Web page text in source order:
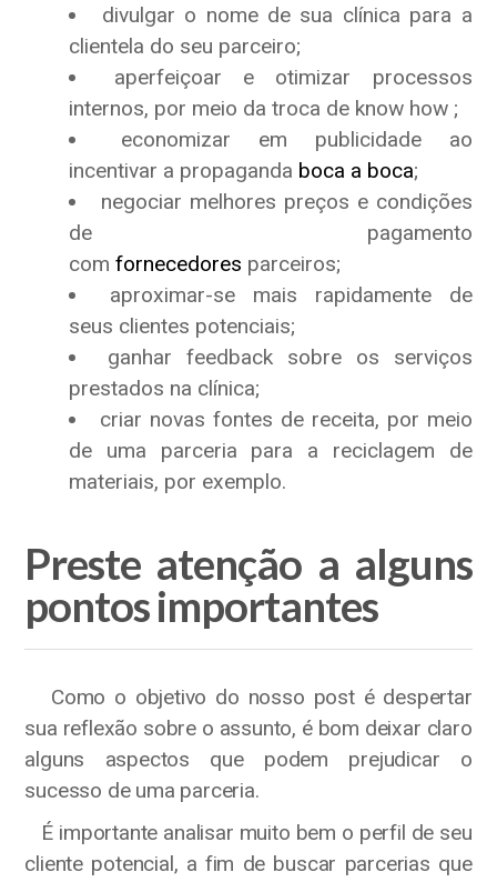
divulgar o nome de sua clínica para a
clientela do seu parceiro;
aperfeiçoar e otimizar processos
internos, por meio da troca de know how ;
economizar em publicidade ao
incentivar a propaganda boca a boca;
negociar melhores preços e condições
de pagamento
comfornecedores parceiros;
aproximar-se mais rapidamente de
seus clientes potenciais;
ganhar feedback sobre os serviços
prestados na clínica;
criar novas fontes de receita, por meio
de uma parceria para a reciclagem de
materiais, por exemplo.
Preste atenção a alguns
pontos importantes
Como o objetivo do nosso post é despertar
sua reflexão sobre o assunto, é bom deixar claro
alguns aspectos que podem prejudicar o
sucesso de uma parceria.
É importante analisar muito bem o perfil de seu
cliente potencial, a fim de buscar parcerias que